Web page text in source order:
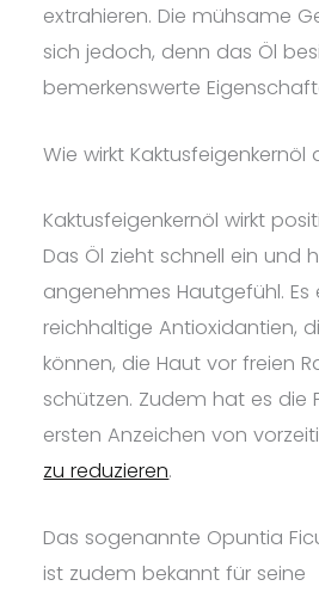
extrahieren. Die mühsame
sich jedoch, denn das Öl
bemerkenswerte
Wie wirkt Kaktusfeigenkernöl
Kaktusfeigenkernöl wirkt
Das Öl zieht schnell ein und
angenehmes Hautgefühl. Es
reichhaltige Antioxidantien,
können, die Haut vor freien
schützen. Zudem hat es die
ersten Anzeichen von
zu reduzieren.
Das sogenannte Opuntia
ist zudem bekannt für seine